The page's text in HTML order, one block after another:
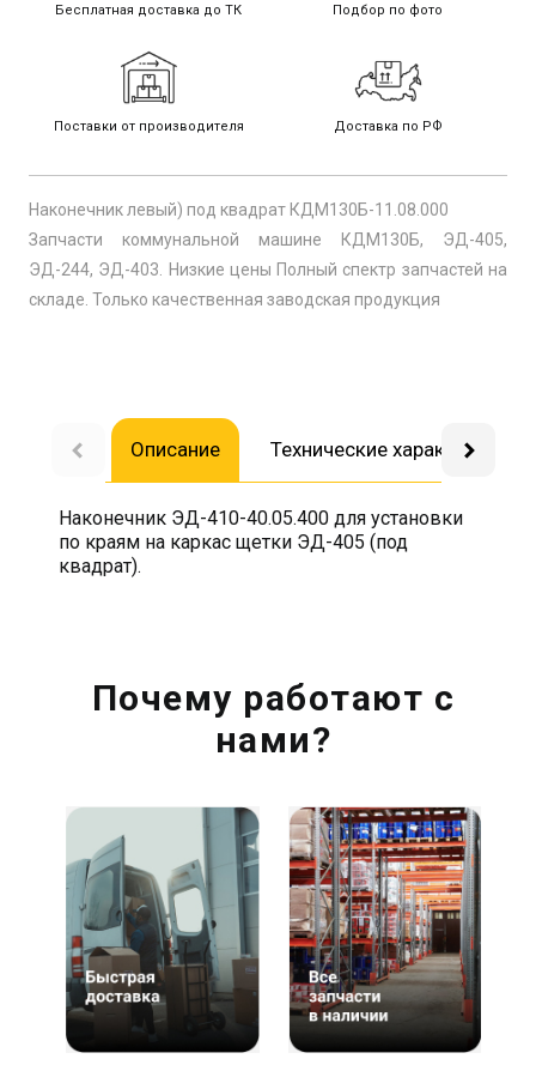
Бесплатная доставка до ТК Подбор по фото
Поставки от производителя Доставка по РФ
Наконечник левый) под квадрат КДМ130Б-11.08.000
Запчасти коммунальной машине КДМ130Б, ЭД-405,
ЭД-244, ЭД-403. Низкие цены Полный спектр запчастей на
складе. Только качественная заводская продукция
Описание Технические
Наконечник ЭД-410-40.05.400 для установки
по краям на каркас щетки ЭД-405 (под
квадрат).
Почему работают с
нами?